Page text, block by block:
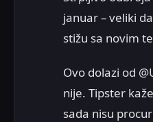
januar – veliki
stižu sa novim
Ovo dolazi od
nije. Tipster
sada nisu